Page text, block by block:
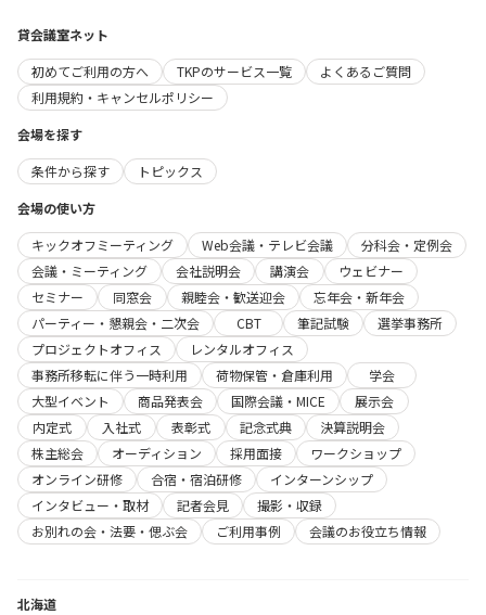
貸会議室ネット
初めてご利用の方へ
TKPのサービス一覧
よくあるご質問
利用規約・キャンセルポリシー
会場を探す
条件から探す
トピックス
会場の使い方
キックオフミーティング
Web会議・テレビ会議
分科会・定例会
会議・ミーティング
会社説明会 講演会
ウェビナー
セミナー
同窓会 親睦会・歓送迎会
忘年会・新年会
パーティー・懇親会・二次会
CBT 筆記試験
選挙事務所
プロジェクトオフィス
レンタルオフィス
事務所移転に伴う一時利用
荷物保管・倉庫利用
学会
大型イベント
商品発表会 国際会議・MICE
展示会
内定式
入社式 表彰式 記念式典
決算説明会
株主総会
オーディション 採用面接
ワークショップ
オンライン研修
合宿・宿泊研修
インターンシップ
インタビュー・取材
記者会見
撮影・収録
お別れの会・法要・偲ぶ会
ご利用事例 会議のお役立ち情報
北海道